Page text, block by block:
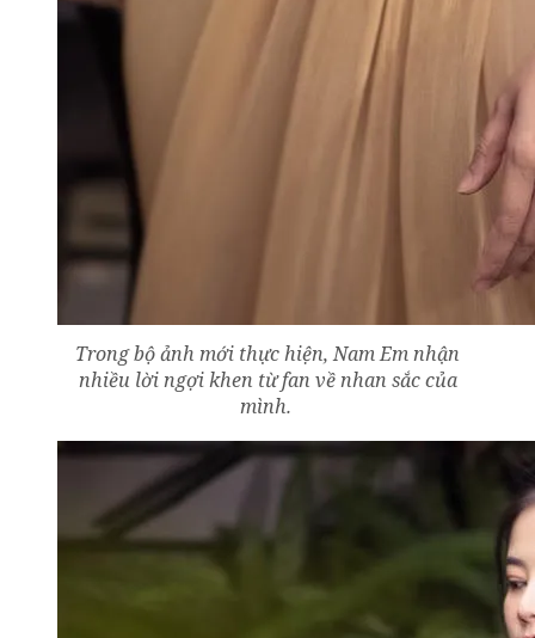
Trong bộ ảnh mới thực hiện, Nam Em nhận
nhiều lời ngợi khen từ fan về nhan sắc của
mình.